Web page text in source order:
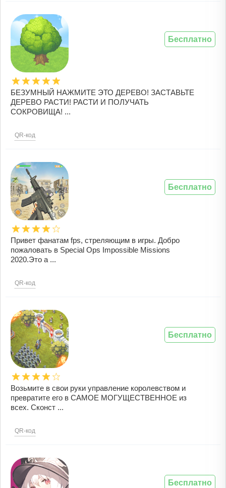
БЕЗУМНЫЙ НАЖМИТЕ ЭТО ДЕРЕВО! ЗАСТАВЬТЕ
ДЕРЕВО РАСТИ! РАСТИ И ПОЛУЧАТЬ
СОКРОВИЩА! ...
QR-код
Бесплатно
Привет фанатам fps, стреляющим в игры. Добро
пожаловать в Special Ops Impossible Missions
2020.Это а ...
QR-код
Бесплатно
Возьмите в свои руки управление королевством и
превратите его в САМОЕ МОГУЩЕСТВЕННОЕ из
всех. Сконст ...
QR-код
Бесплатно
Бесплатно